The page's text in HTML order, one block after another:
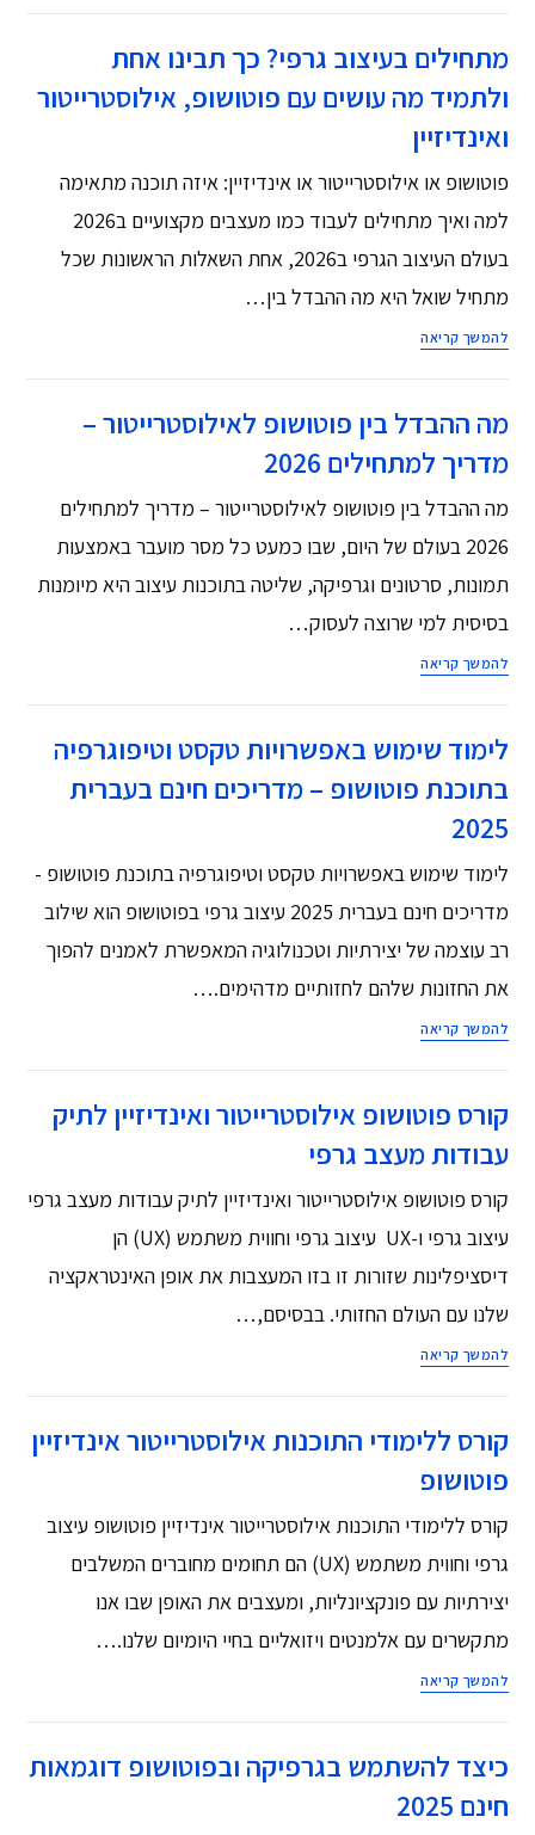
מתחילים בעיצוב גרפי? כך תבינו אחת
ולתמיד מה עושים עם פוטושופ, אילוסטרייטור
ואינדיזיין
פוטושופ או אילוסטרייטור או אינדיזיין: איזה תוכנה מתאימה
למה ואיך מתחילים לעבוד כמו מעצבים מקצועיים ב2026
בעולם העיצוב הגרפי ב2026, אחת השאלות הראשונות שכל
מתחיל שואל היא מה ההבדל בין…
להמשך קריאה
מה ההבדל בין פוטושופ לאילוסטרייטור –
מדריך למתחילים 2026
מה ההבדל בין פוטושופ לאילוסטרייטור – מדריך למתחילים
2026 בעולם של היום, שבו כמעט כל מסר מועבר באמצעות
תמונות, סרטונים וגרפיקה, שליטה בתוכנות עיצוב היא מיומנות
בסיסית למי שרוצה לעסוק…
להמשך קריאה
לימוד שימוש באפשרויות טקסט וטיפוגרפיה
בתוכנת פוטושופ – מדריכים חינם בעברית
2025
לימוד שימוש באפשרויות טקסט וטיפוגרפיה בתוכנת פוטושופ -
מדריכים חינם בעברית 2025 עיצוב גרפי בפוטושופ הוא שילוב
רב עוצמה של יצירתיות וטכנולוגיה המאפשרת לאמנים להפוך
את החזונות שלהם לחזותיים מדהימים.…
להמשך קריאה
קורס פוטושופ אילוסטרייטור ואינדיזיין לתיק
עבודות מעצב גרפי
קורס פוטושופ אילוסטרייטור ואינדיזיין לתיק עבודות מעצב גרפי
עיצוב גרפי ו-UX עיצוב גרפי וחווית משתמש (UX) הן
דיסציפלינות שזורות זו בזו המעצבות את אופן האינטראקציה
שלנו עם העולם החזותי. בבסיסם,…
להמשך קריאה
קורס ללימודי התוכנות אילוסטרייטור אינדיזיין
פוטושופ
קורס ללימודי התוכנות אילוסטרייטור אינדיזיין פוטושופ עיצוב
גרפי וחווית משתמש (UX) הם תחומים מחוברים המשלבים
יצירתיות עם פונקציונליות, ומעצבים את האופן שבו אנו
מתקשרים עם אלמנטים ויזואליים בחיי היומיום שלנו.…
להמשך קריאה
כיצד להשתמש בגרפיקה ובפוטושופ דוגמאות
חינם 2025